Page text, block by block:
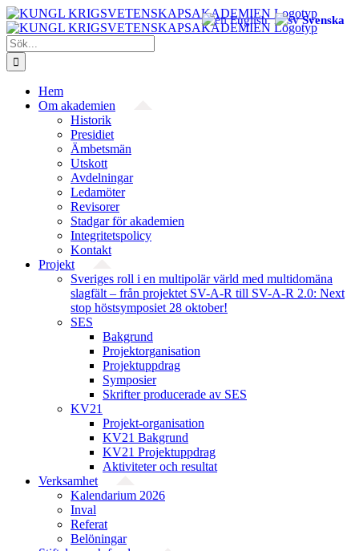
Fortsätt
till
innehållet
Sök
efter:
Hem
Om akademien
Historik
Presidiet
Ämbetsmän
Utskott
Avdelningar
Ledamöter
Revisorer
Stadgar för akademien
Integritetspolicy
Kontakt
Projekt
Sveriges roll i en multipolär värld med multidomäna
slagfält – från projektet SV-A-R till SV-A-R 2.0: Next
stop höstsymposiet 28 oktober!
SES
Bakgrund
Projekt­organisation
Projektuppdrag
Symposier
Skrifter producerade av SES
KV21
Projekt-organisation
KV21 Bakgrund
KV21 Projektuppdrag
Aktiviteter och resultat
Verksamhet
Kalendarium 2026
Inval
Referat
Belöningar
English Svenska